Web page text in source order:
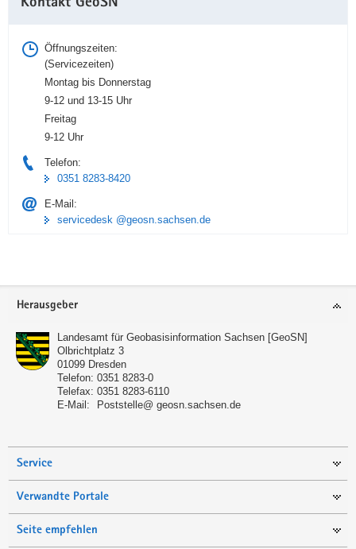
Information
Kontakt GeoSN
Öffnungszeiten:
(Servicezeiten)
Montag bis Donnerstag
9-12 und 13-15 Uhr
Freitag
9-12 Uhr
Telefon:
0351 8283-8420
E-Mail:
servicedesk @geosn.sachsen.de
Footer-
Herausgeber
Landesamt für Geobasisinformation Sachsen [GeoSN]
Olbrichtplatz 3
01099 Dresden
Telefon: 0351 8283-0
Telefax: 0351 8283-6110
E-Mail:
Poststelle@ geosn.sachsen.de
Service
Verwandte Portale
Seite empfehlen